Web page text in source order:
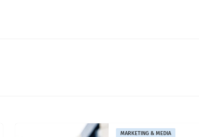
MARKETING & MEDIA